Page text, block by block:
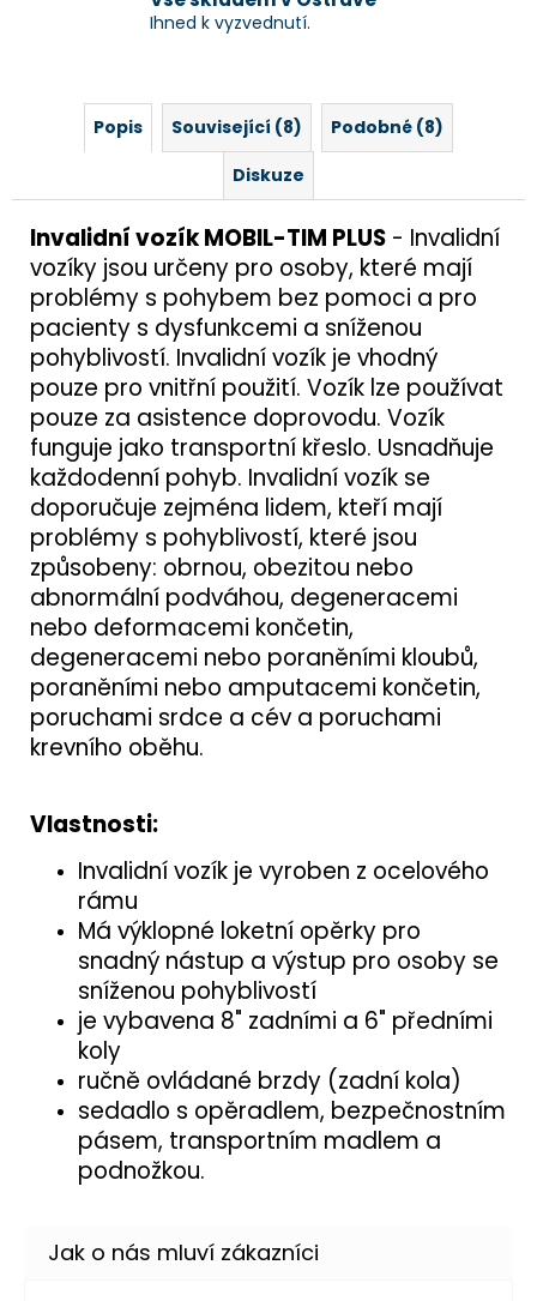
Ihned k vyzvednutí.
Popis Související (8)
Podobné (8)
Diskuze
Invalidní vozík MOBIL-TIM PLUS - Invalidní
vozíky jsou určeny pro osoby, které mají
problémy s pohybem bez pomoci a pro
pacienty s dysfunkcemi a sníženou
pohyblivostí. Invalidní vozík je vhodný
pouze pro vnitřní použití. Vozík lze používat
pouze za asistence doprovodu. Vozík
funguje jako transportní křeslo. Usnadňuje
každodenní pohyb. Invalidní vozík se
doporučuje zejména lidem, kteří mají
problémy s pohyblivostí, které jsou
způsobeny: obrnou, obezitou nebo
abnormální podváhou, degeneracemi
nebo deformacemi končetin,
degeneracemi nebo poraněními kloubů,
poraněními nebo amputacemi končetin,
poruchami srdce a cév a poruchami
krevního oběhu.
Vlastnosti:
Invalidní vozík je vyroben z ocelového
rámu
Má výklopné loketní opěrky pro
snadný nástup a výstup pro osoby se
sníženou pohyblivostí
je vybavena 8" zadními a 6" předními
koly
ručně ovládané brzdy (zadní kola)
sedadlo s opěradlem, bezpečnostním
pásem, transportním madlem a
podnožkou.